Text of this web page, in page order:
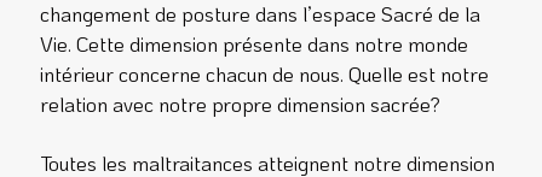
changement de posture dans l’espace Sacré de la
Vie. Cette dimension présente dans notre monde
intérieur concerne chacun de nous. Quelle est notre
relation avec notre propre dimension sacrée?
Toutes les maltraitances atteignent notre dimension